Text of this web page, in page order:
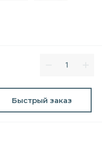
Быстрый заказ